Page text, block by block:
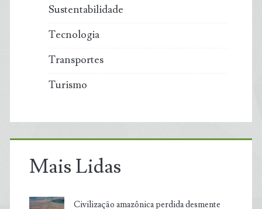
Sustentabilidade
Tecnologia
Transportes
Turismo
Mais Lidas
Civilização amazônica perdida desmente